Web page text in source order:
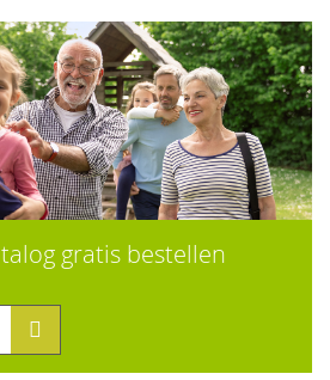
gratis bestellen